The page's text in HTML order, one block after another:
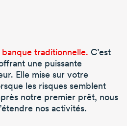
banque traditionnelle. C’est
une puissante
Elle mise sur votre
les risques semblent
notre premier prêt, nous
nos activités.